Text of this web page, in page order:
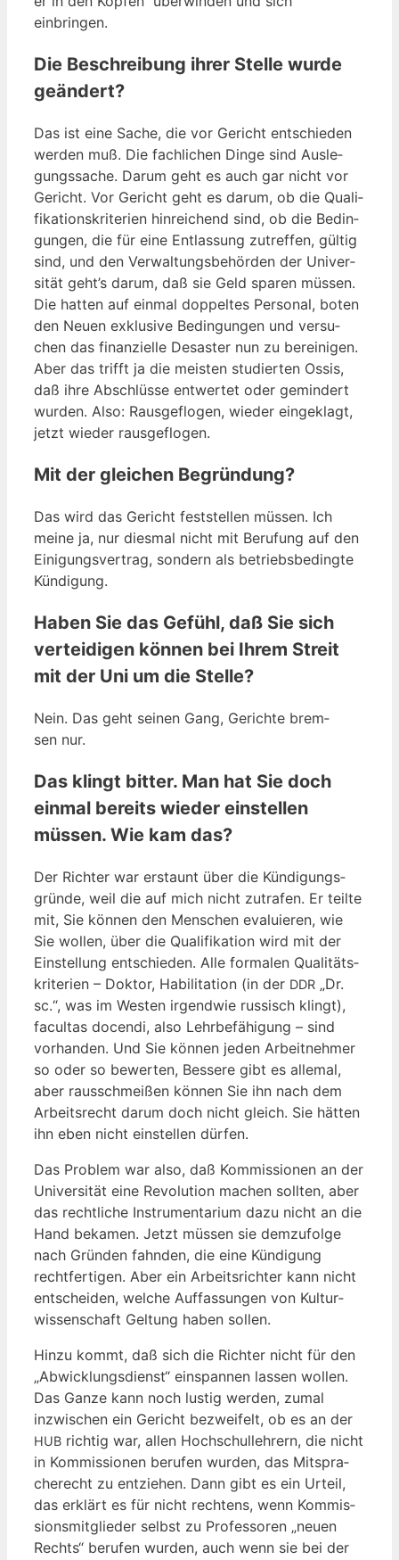
einbringen.
Die Beschreibung ihrer Stelle wurde
geändert?
Das ist eine Sache, die vor Gericht ent­schie­den
wer­den muß. Die fach­li­chen Din­ge sind Aus­le­
gungs­sa­che. Dar­um geht es auch gar nicht vor
Gericht. Vor Gericht geht es dar­um, ob die Qua­li­
fi­ka­ti­ons­kri­te­ri­en hin­rei­chend sind, ob die Bedin­
gun­gen, die für eine Ent­las­sung zutref­fen, gül­tig
sind, und den Ver­wal­tungs­be­hör­den der Uni­ver­
si­tät geht’s dar­um, daß sie Geld spa­ren müs­sen.
Die hat­ten auf ein­mal dop­pel­tes Per­so­nal, boten
den Neu­en exklu­si­ve Bedin­gun­gen und ver­su­
chen das finan­zi­el­le Desas­ter nun zu berei­ni­gen.
Aber das trifft ja die meis­ten stu­dier­ten Ossis,
daß ihre Abschlüs­se ent­wer­tet oder gemin­dert
wur­den. Also: Raus­ge­flo­gen, wie­der ein­ge­klagt,
jetzt wie­der rausgeflogen.
Mit der gleichen Begründung?
Das wird das Gericht fest­stel­len müs­sen. Ich
mei­ne ja, nur dies­mal nicht mit Beru­fung auf den
Eini­gungs­ver­trag, son­dern als betriebs­be­ding­te
Kündigung.
Haben Sie das Gefühl, daß Sie sich
verteidigen können bei Ihrem Streit
mit der Uni um die Stelle?
Nein. Das geht sei­nen Gang, Gerich­te brem­
sen nur.
Das klingt bitter. Man hat Sie doch
einmal bereits wieder einstellen
müssen. Wie kam das?
Der Rich­ter war erstaunt über die Kün­di­gungs­
grün­de, weil die auf mich nicht zutra­fen. Er teil­te
mit, Sie kön­nen den Men­schen eva­lu­ie­ren, wie
Sie wol­len, über die Qua­li­fi­ka­ti­on wird mit der
Ein­stel­lung ent­schie­den. Alle for­ma­len Qua­li­täts­
kri­te­ri­en – Dok­tor, Habi­li­ta­ti­on (in der DDR „Dr.
sc.“, was im Wes­ten irgend­wie rus­sisch klingt),
facul­tas docen­di, also Lehr­be­fä­hi­gung – sind
vor­han­den. Und Sie kön­nen jeden Arbeit­neh­mer
so oder so bewer­ten, Bes­se­re gibt es alle­mal,
aber raus­schmei­ßen kön­nen Sie ihn nach dem
Arbeits­recht dar­um doch nicht gleich. Sie hät­ten
ihn eben nicht ein­stel­len dürfen.
Das Pro­blem war also, daß Kom­mis­sio­nen an der
Uni­ver­si­tät eine Revo­lu­ti­on machen soll­ten, aber
das recht­li­che Instru­men­ta­ri­um dazu nicht an die
Hand beka­men. Jetzt müs­sen sie dem­zu­fol­ge
nach Grün­den fahn­den, die eine Kün­di­gung
recht­fer­ti­gen. Aber ein Arbeits­rich­ter kann nicht
ent­schei­den, wel­che Auf­fas­sun­gen von Kul­tur­
wis­sen­schaft Gel­tung haben sollen.
Hin­zu kommt, daß sich die Rich­ter nicht für den
„Abwick­lungs­dienst“ ein­span­nen las­sen wol­len.
Das Gan­ze kann noch lus­tig wer­den, zumal
inzwi­schen ein Gericht bezwei­felt, ob es an der
HUB rich­tig war, allen Hoch­schul­leh­rern, die nicht
in Kom­mis­sio­nen beru­fen wur­den, das Mit­spra­
che­recht zu ent­zie­hen. Dann gibt es ein Urteil,
das erklärt es für nicht rech­tens, wenn Kom­mis­
si­ons­mit­glie­der selbst zu Pro­fes­so­ren „neu­en
Rechts“ beru­fen wur­den, auch wenn sie bei der